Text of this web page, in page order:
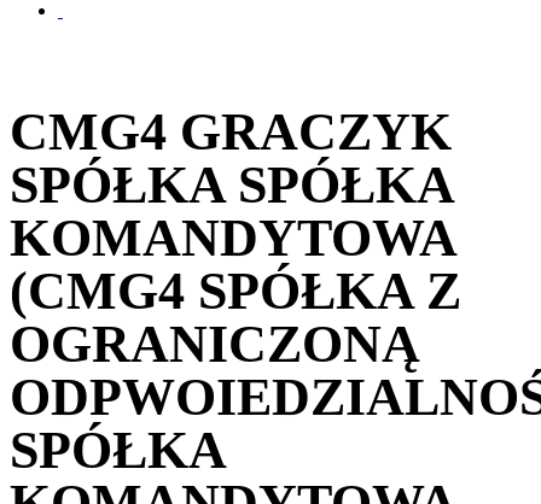
CMG4 GRACZYK
SPÓŁKA SPÓŁKA
KOMANDYTOWA
(CMG4 SPÓŁKA Z
OGRANICZONĄ
SPÓŁKA